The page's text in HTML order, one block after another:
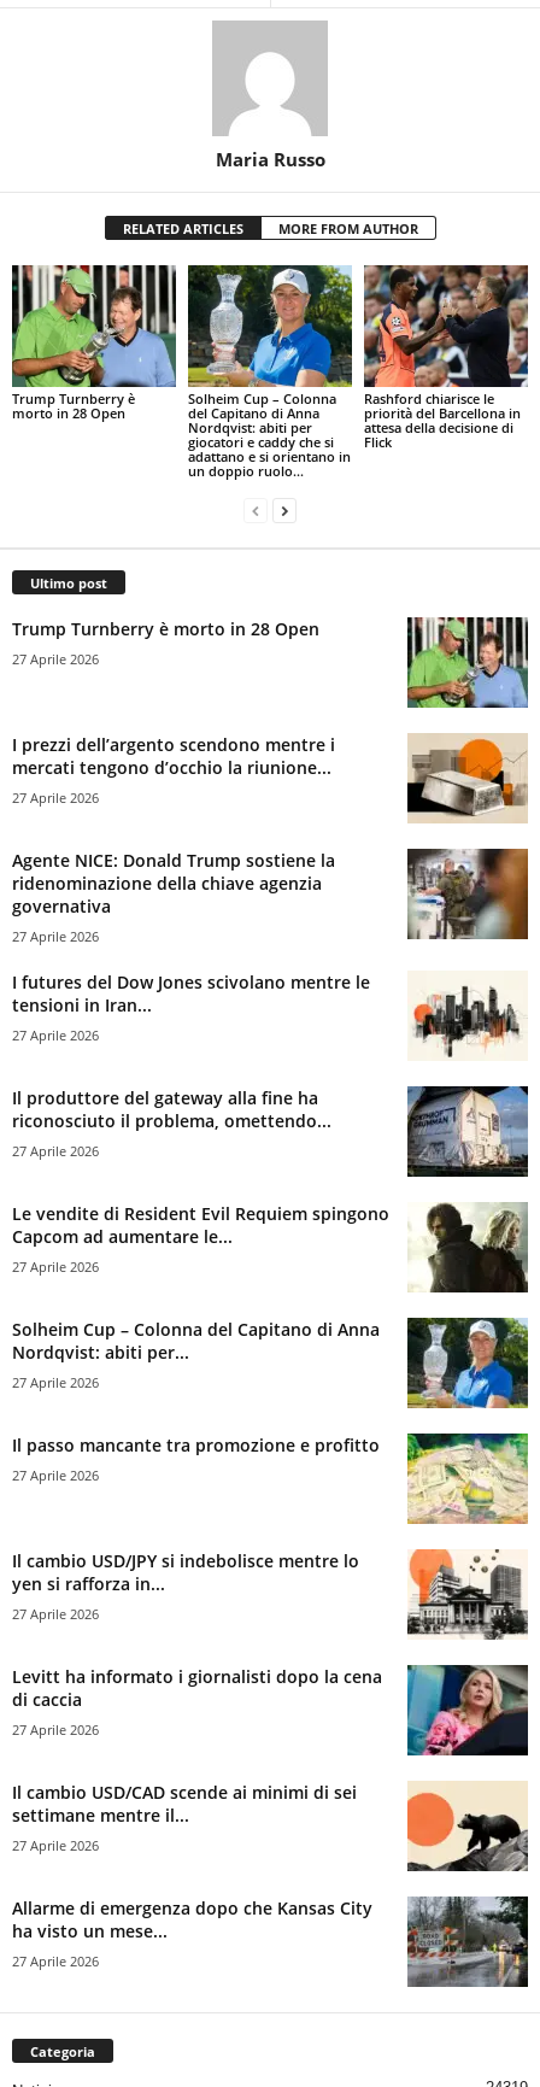
Maria Russo
RELATED ARTICLES MORE FROM AUTHOR
Trump Turnberry è
morto in 28 Open
Solheim Cup – Colonna
del Capitano di Anna
Nordqvist: abiti per
giocatori e caddy che si
adattano e si orientano in
un doppio ruolo...
Rashford chiarisce le
priorità del Barcellona in
attesa della decisione di
Flick
Ultimo post
Trump Turnberry è morto in 28 Open
27 Aprile 2026
I prezzi dell’argento scendono mentre i
mercati tengono d’occhio la riunione...
27 Aprile 2026
Agente NICE: Donald Trump sostiene la
ridenominazione della chiave agenzia
governativa
27 Aprile 2026
I futures del Dow Jones scivolano mentre le
tensioni in Iran...
27 Aprile 2026
Il produttore del gateway alla fine ha
riconosciuto il problema, omettendo...
27 Aprile 2026
Le vendite di Resident Evil Requiem spingono
Capcom ad aumentare le...
27 Aprile 2026
Solheim Cup – Colonna del Capitano di Anna
Nordqvist: abiti per...
27 Aprile 2026
Il passo mancante tra promozione e profitto
27 Aprile 2026
Il cambio USD/JPY si indebolisce mentre lo
yen si rafforza in...
27 Aprile 2026
Levitt ha informato i giornalisti dopo la cena
di caccia
27 Aprile 2026
Il cambio USD/CAD scende ai minimi di sei
settimane mentre il...
27 Aprile 2026
Allarme di emergenza dopo che Kansas City
ha visto un mese...
27 Aprile 2026
Categoria